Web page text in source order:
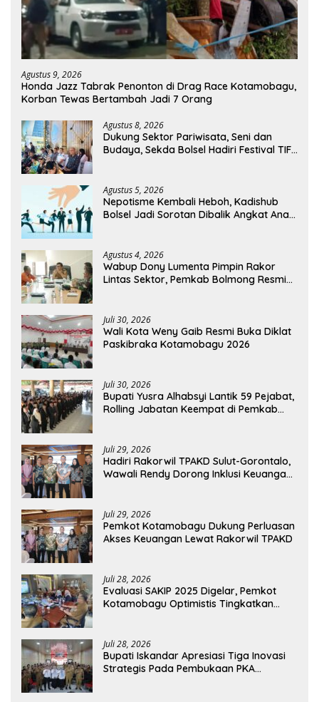
Agustus 9, 2026
Honda Jazz Tabrak Penonton di Drag Race Kotamobagu,
Korban Tewas Bertambah Jadi 7 Orang
Agustus 8, 2026
Dukung Sektor Pariwisata, Seni dan
Budaya, Sekda Bolsel Hadiri Festival TIFF
Agustus 5, 2026
Nepotisme Kembali Heboh, Kadishub
Bolsel Jadi Sorotan Dibalik Angkat Anak
Agustus 4, 2026
Wabup Dony Lumenta Pimpin Rakor
Lintas Sektor, Pemkab Bolmong Resmi
Juli 30, 2026
Wali Kota Weny Gaib Resmi Buka Diklat
Paskibraka Kotamobagu 2026
Juli 30, 2026
Bupati Yusra Alhabsyi Lantik 59 Pejabat,
Rolling Jabatan Keempat di Pemkab
Juli 29, 2026
Hadiri Rakorwil TPAKD Sulut-Gorontalo,
Wawali Rendy Dorong Inklusi Keuangan
Juli 29, 2026
Pemkot Kotamobagu Dukung Perluasan
Akses Keuangan Lewat Rakorwil TPAKD
Juli 28, 2026
Evaluasi SAKIP 2025 Digelar, Pemkot
Kotamobagu Optimistis Tingkatkan
Juli 28, 2026
Bupati Iskandar Apresiasi Tiga Inovasi
Strategis Pada Pembukaan PKA